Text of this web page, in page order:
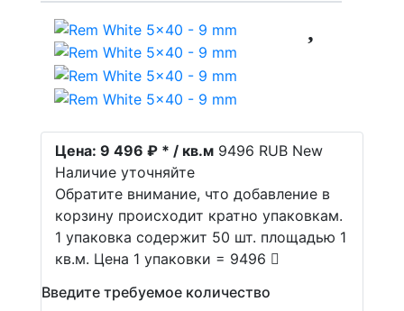
Цена: 9 496 ₽ * / кв.м 9496 RUB New
Наличие уточняйте
Обратите внимание, что добавление в
корзину происходит кратно упаковкам.
1 упаковка содержит 50 шт. площадью 1
кв.м. Цена 1 упаковки = 9496
Введите требуемое количество